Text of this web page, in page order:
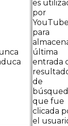
es
por
para
última
entrada
de
que fue
clicada
el